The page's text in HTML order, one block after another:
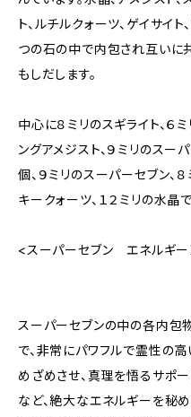
ト、ルチルクォーツ、ゲイサイ
つの石の中で内包され互いに
もしだします。
中心に８ミリのスギライト、６
ングアメジスト、９ミリのスー
個、９ミリのスーパーセブン、
キークォーツ、１２ミリの水晶
<スーパーセブン エネルギー
スーパーセブンの中の各内包
で、非常にパワフルで霊性の
めざめさせ、真理を悟るサポ
など、絶大なエネルギーを秘